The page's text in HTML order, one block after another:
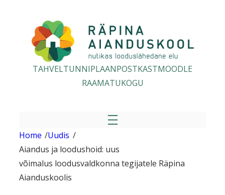
TAHVELTUNNIPLAANPOSTKASTMOODLE
RAAMATUKOGU
Home /Uudis /
Aiandus ja loodushoid: uus
võimalus loodusvaldkonna tegijatele Räpina
Aianduskoolis